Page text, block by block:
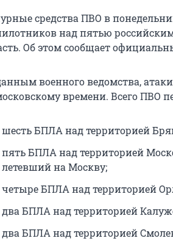
средства ПВО в
над пятью
Об этом сообщает
военного ведомства,
времени. Всего ПВО
шесть БПЛА над территорией
пять БПЛА над территорией
летевший на Москву;
четыре БПЛА над территорией
два БПЛА над территорией
два БПЛА над территорией